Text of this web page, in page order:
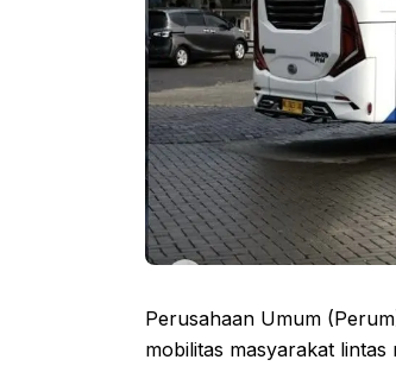
Perusahaan Umum
mobilitas masyarakat